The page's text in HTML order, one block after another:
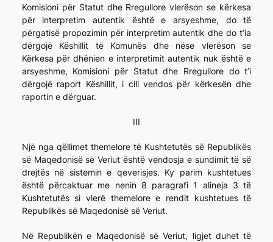
Komisioni për Statut dhe Rregullore vlerëson se kërkesa
për interpretim autentik është e arsyeshme, do të
përgatisë propozimin për interpretim autentik dhe do t’ia
dërgojë Këshillit të Komunës dhe nëse vlerëson se
Kërkesa për dhënien e interpretimit autentik nuk është e
arsyeshme, Komisioni për Statut dhe Rregullore do t’i
dërgojë raport Këshillit, i cili vendos për kërkesën dhe
raportin e dërguar.
III
Një nga qëllimet themelore të Kushtetutës së Republikës
së Maqedonisë së Veriut është vendosja e sundimit të së
drejtës në sistemin e qeverisjes. Ky parim kushtetues
është përcaktuar me nenin 8 paragrafi 1 alineja 3 të
Kushtetutës si vlerë themelore e rendit kushtetues të
Republikës së Maqedonisë së Veriut.
Në Republikën e Maqedonisë së Veriut, ligjet duhet të